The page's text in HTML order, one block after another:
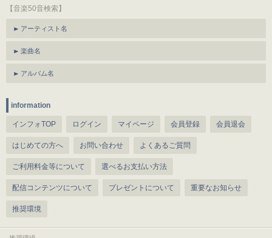
【音楽50音検索】
アーティスト名
楽曲名
アルバム名
information
インフォTOP ログイン マイページ 会員登録 会員退会
はじめての方へ お問い合わせ よくあるご質問
ご利用料金等について 選べるお支払い方法
配信コンテンツについて プレゼントについて 重要なお知らせ
推奨環境